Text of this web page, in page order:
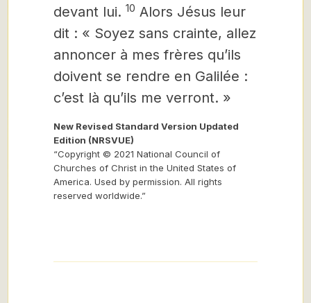
devant lui. 10 Alors Jésus leur
dit : « Soyez sans crainte, allez
annoncer à mes frères qu’ils
doivent se rendre en Galilée :
c’est là qu’ils me verront. »
New Revised Standard Version Updated
Edition (NRSVUE)
“Copyright © 2021 National Council of
Churches of Christ in the United States of
America. Used by permission. All rights
reserved worldwide.”